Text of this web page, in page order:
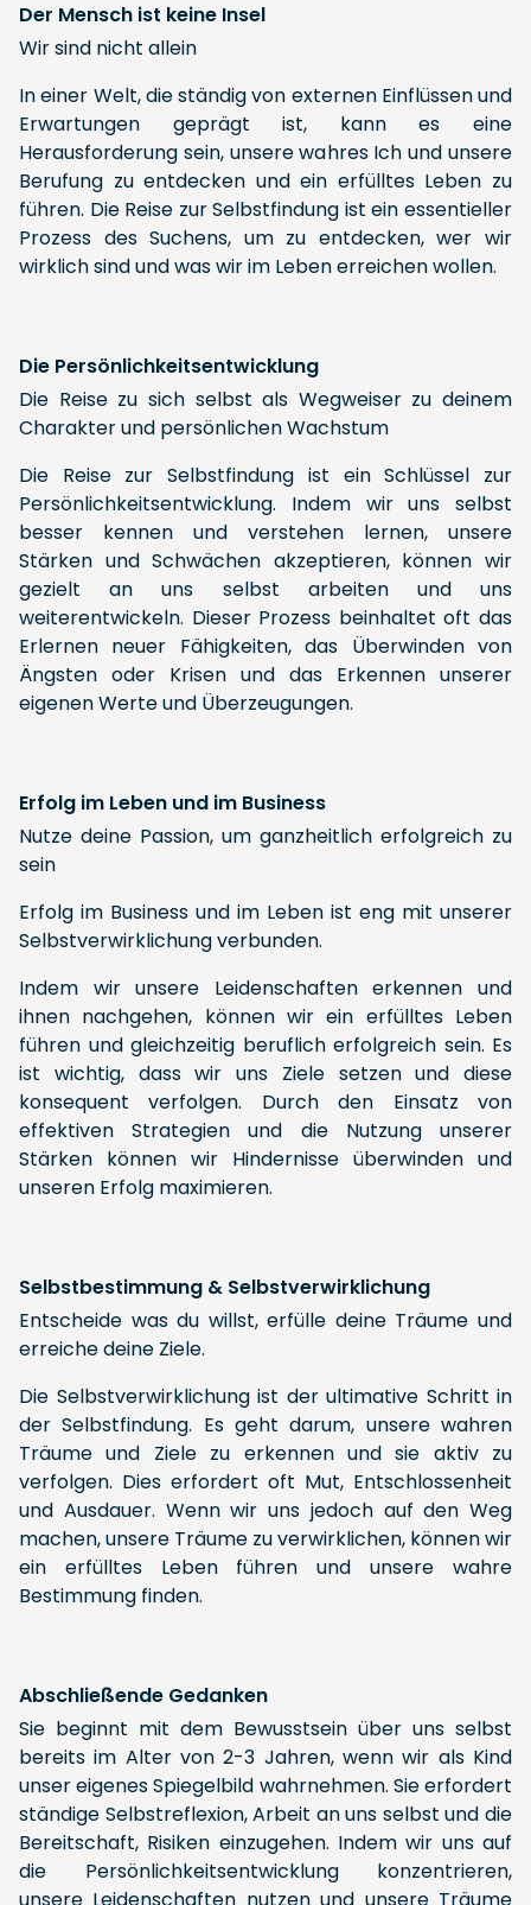
Der Mensch ist keine Insel
Wir sind nicht allein
In einer Welt, die ständig von externen Einflüssen und
Erwartungen geprägt ist, kann es eine
Herausforderung sein, unsere wahres Ich und unsere
Berufung zu entdecken und ein erfülltes Leben zu
führen. Die Reise zur Selbstfindung ist ein essentieller
Prozess des Suchens, um zu entdecken, wer wir
wirklich sind und was wir im Leben erreichen wollen.
Die Persönlichkeitsentwicklung
Die Reise zu sich selbst als Wegweiser zu deinem
Charakter und persönlichen Wachstum
Die Reise zur Selbstfindung ist ein Schlüssel zur
Persönlichkeitsentwicklung. Indem wir uns selbst
besser kennen und verstehen lernen, unsere
Stärken und Schwächen akzeptieren, können wir
gezielt an uns selbst arbeiten und uns
weiterentwickeln. Dieser Prozess beinhaltet oft das
Erlernen neuer Fähigkeiten, das Überwinden von
Ängsten oder Krisen und das Erkennen unserer
eigenen Werte und Überzeugungen.
Erfolg im Leben und im Business
Nutze deine Passion, um ganzheitlich erfolgreich zu
sein
Erfolg im Business und im Leben ist eng mit unserer
Selbstverwirklichung verbunden.
Indem wir unsere Leidenschaften erkennen und
ihnen nachgehen, können wir ein erfülltes Leben
führen und gleichzeitig beruflich erfolgreich sein. Es
ist wichtig, dass wir uns Ziele setzen und diese
konsequent verfolgen. Durch den Einsatz von
effektiven Strategien und die Nutzung unserer
Stärken können wir Hindernisse überwinden und
unseren Erfolg maximieren.
Selbstbestimmung & Selbstverwirklichung
Entscheide was du willst, erfülle deine Träume und
erreiche deine Ziele.
Die Selbstverwirklichung ist der ultimative Schritt in
der Selbstfindung. Es geht darum, unsere wahren
Träume und Ziele zu erkennen und sie aktiv zu
verfolgen. Dies erfordert oft Mut, Entschlossenheit
und Ausdauer. Wenn wir uns jedoch auf den Weg
machen, unsere Träume zu verwirklichen, können wir
ein erfülltes Leben führen und unsere wahre
Bestimmung finden.
Abschließende Gedanken
Sie beginnt mit dem Bewusstsein über uns selbst
bereits im Alter von 2-3 Jahren, wenn wir als Kind
unser eigenes Spiegelbild wahrnehmen. Sie erfordert
ständige Selbstreflexion, Arbeit an uns selbst und die
Bereitschaft, Risiken einzugehen. Indem wir uns auf
die Persönlichkeitsentwicklung konzentrieren,